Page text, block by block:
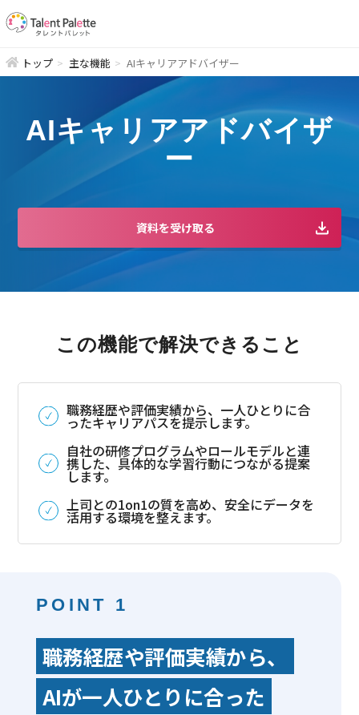
トップ 主な機能 AIキャリアアドバイザー
AIキャリアアドバイザ
ー
資料を受け取る
この機能で解決できること
職務経歴や評価実績から、一人ひとりに合
ったキャリアパスを提示します。
自社の研修プログラムやロールモデルと連
携した、具体的な学習行動につながる提案
します。
上司との1on1の質を高め、安全にデータを
活用する環境を整えます。
POINT 1
職務経歴や評価実績から、
AIが一人ひとりに合った